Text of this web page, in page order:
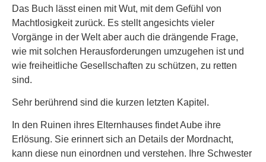
Das Buch lässt einen mit Wut, mit dem Gefühl von
Machtlosigkeit zurück. Es stellt angesichts vieler
Vorgänge in der Welt aber auch die drängende Frage,
wie mit solchen Herausforderungen umzugehen ist und
wie freiheitliche Gesellschaften zu schützen, zu retten
sind.
Sehr berührend sind die kurzen letzten Kapitel.
In den Ruinen ihres Elternhauses findet Aube ihre
Erlösung. Sie erinnert sich an Details der Mordnacht,
kann diese nun einordnen und verstehen. Ihre Schwester